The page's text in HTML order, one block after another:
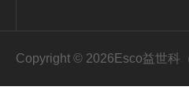
Copyright © 2026Esco益世